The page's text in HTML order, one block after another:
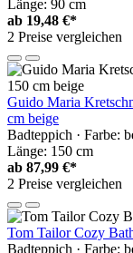
Länge: 90 cm
ab 19,48 €*
2 Preise vergleichen
Guido Maria
cm beige
Badteppich · Farbe:
Länge: 150 cm
ab 87,99 €*
2 Preise vergleichen
Tom Tailor Cozy
Badteppich · Farbe: